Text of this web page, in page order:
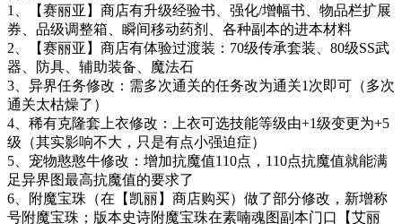
1、【赛丽亚】商店有升级经验书、强化/增幅书、物品栏扩展
券、品级调整箱、瞬间移动药剂、各种副本的进本材料
2、【赛丽亚】商店有体验过渡装：70级传承套装、80级SS武
器、防具、辅助装备、魔法石
3、异界任务修改：需多次通关的任务改为通关1次即可（多次
通关太枯燥了）
4、稀有克隆套上衣修改：上衣可选技能等级由+1级变更为+5
级（其实影响不大，只是有点小强迫症）
5、宠物憨憨牛修改：增加抗魔值110点，110点抗魔值就能满
足异界图最高抗魔值的要求了
6、附魔宝珠（在【凯丽】商店购买）做了部分修改，新增称
号附魔宝珠；版本史诗附魔宝珠在素喃魂图副本门口【艾丽